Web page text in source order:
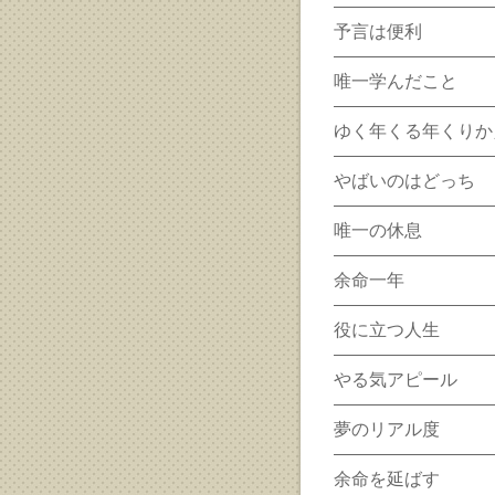
予言は便利
唯一学んだこと
ゆく年くる年くり
やばいのはどっち
唯一の休息
余命一年
役に立つ人生
やる気アピール
夢のリアル度
余命を延ばす